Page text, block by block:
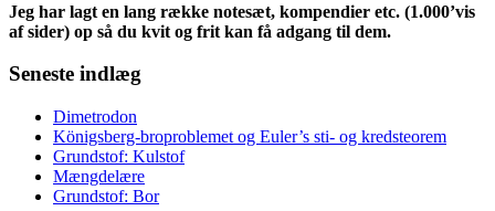
Jeg har lagt en lang række notesæt, kompendier etc. (1.000’vis
af sider) op så du kvit og frit kan få adgang til dem.
Seneste indlæg
Dimetrodon
Königsberg-broproblemet og Euler’s sti- og kredsteorem
Grundstof: Kulstof
Mængdelære
Grundstof: Bor